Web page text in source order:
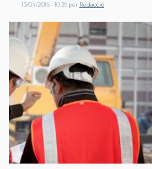
13/04/2016 - 10:39 per Redacció